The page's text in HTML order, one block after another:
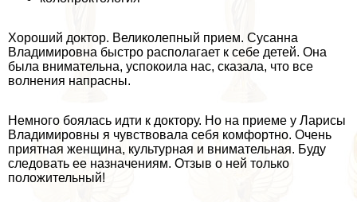
Хороший доктор. Великолепный прием. Сусанна
Владимировна быстро располагает к себе детей. Она
была внимательна, успокоила нас, сказала, что все
волнения напрасны.
Немного боялась идти к доктору. Но на приеме у Ларисы
Владимировны я чувствовала себя комфортно. Очень
приятная женщина, культурная и внимательная. Буду
следовать ее назначениям. Отзыв о ней только
положительный!